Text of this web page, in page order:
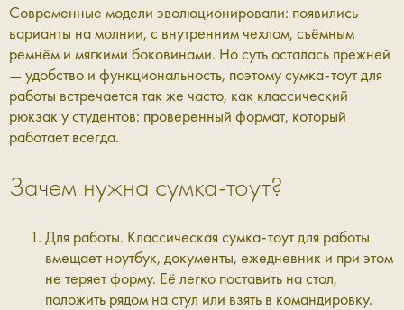
Современные модели эволюционировали: появились
варианты на молнии, с внутренним чехлом, съёмным
ремнём и мягкими боковинами. Но суть осталась прежней
— удобство и функциональность, поэтому сумка-тоут для
работы встречается так же часто, как классический
рюкзак у студентов: проверенный формат, который
работает всегда.
Зачем нужна сумка-тоут?
Для работы. Классическая сумка-тоут для работы
вмещает ноутбук, документы, ежедневник и при этом
не теряет форму. Её легко поставить на стол,
положить рядом на стул или взять в командировку.